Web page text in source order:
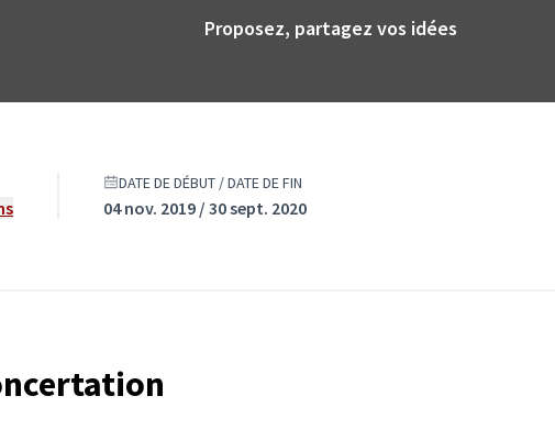
Proposez, partagez vos idées
DATE DE DÉBUT / DATE DE FIN
04 nov. 2019 / 30 sept. 2020